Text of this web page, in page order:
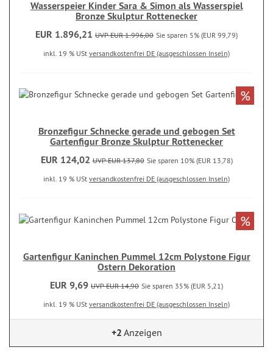
Wasserspeier Kinder Sara & Simon als Wasserspiel
Bronze Skulptur Rottenecker
EUR 1.896,21 UVP EUR 1.996,00 Sie sparen 5% (EUR 99,79)
inkl. 19 % USt versandkostenfrei DE (ausgeschlossen Inseln)
Bronzefigur Schnecke gerade und gebogen Set
Gartenfigur Bronze Skulptur Rottenecker
EUR 124,02 UVP EUR 137,80 Sie sparen 10% (EUR 13,78)
inkl. 19 % USt versandkostenfrei DE (ausgeschlossen Inseln)
%
Gartenfigur Kaninchen Pummel 12cm Polystone Figur
Ostern Dekoration
EUR 9,69 UVP EUR 14,90 Sie sparen 35% (EUR 5,21)
inkl. 19 % USt versandkostenfrei DE (ausgeschlossen Inseln)
%
+2 Anzeigen